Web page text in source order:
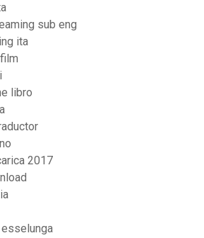
sub eng
ita
libro
2017